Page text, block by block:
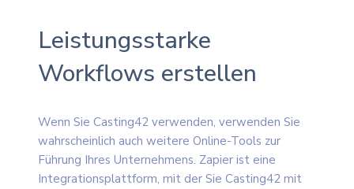
Leistungsstarke
Workflows erstellen
Wenn Sie Casting42 verwenden, verwenden Sie
wahrscheinlich auch weitere Online-Tools zur
Führung Ihres Unternehmens. Zapier ist eine
Integrationsplattform, mit der Sie Casting42 mit